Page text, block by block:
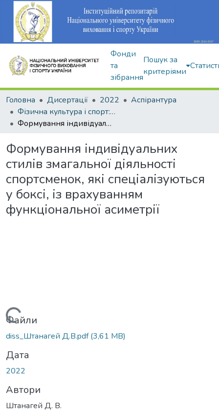
Фонди
та
зібрання
Пошук за
критеріями
Головна Дисертації 2022
Аспірантура
Фізична культура і спорт: 017
Формування індивідуальних стилів змагальної діяльності спортсменок, які спеціалізуються у боксі, із врахуванням функціональної асиметрії
Формування індивідуальних
стилів змагальної діяльності
спортсменок, які спеціалізуються
у боксі, із врахуванням
функціональної асиметрії
Вантажиться...
Файли
diss_Штанагей Д.В.pdf(3,61 MB)
Дата
2022
Автори
Штанагей Д. В.